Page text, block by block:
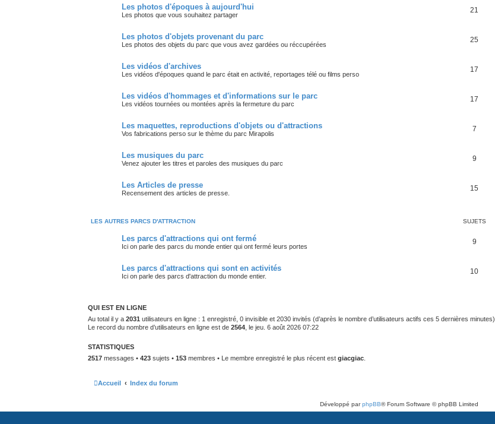
Les photos d'époques à aujourd'hui
Les photos que vous souhaitez partager
21
Les photos d'objets provenant du parc
Les photos des objets du parc que vous avez gardées ou réccupérées
25
Les vidéos d'archives
Les vidéos d'époques quand le parc était en activité, reportages télé ou films perso
17
Les vidéos d'hommages et d'informations sur le parc
Les vidéos tournées ou montées après la fermeture du parc
17
Les maquettes, reproductions d'objets ou d'attractions
Vos fabrications perso sur le thème du parc Mirapolis
7
Les musiques du parc
Venez ajouter les titres et paroles des musiques du parc
9
Les Articles de presse
Recensement des articles de presse.
15
LES AUTRES PARCS D'ATTRACTION SUJETS
Les parcs d'attractions qui ont fermé
Ici on parle des parcs du monde entier qui ont fermé leurs portes
9
Les parcs d'attractions qui sont en activités
Ici on parle des parcs d'attraction du monde entier.
10
QUI EST EN LIGNE
Au total il y a 2031 utilisateurs en ligne : 1 enregistré, 0 invisible et 2030 invités (d’après le nombre d’utilisateurs actifs ces 5 dernières minutes)
Le record du nombre d’utilisateurs en ligne est de 2564 , le jeu. 6 août 2026 07:22
STATISTIQUES
2517 messages • 423 sujets • 153 membres • Le membre enregistré le plus récent est giacgiac
Accueil Index du forum
Développé parphpBB® Forum Software © phpBB Limited